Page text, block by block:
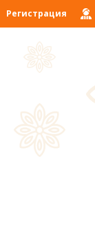
Регистрация